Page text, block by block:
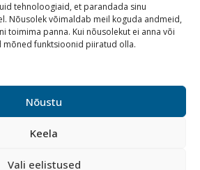
tehnoloogiaid, et parandada sinu
Nõusolek võimaldab meil koguda andmeid,
toimima panna. Kui nõusolekut ei anna või
mõned funktsioonid piiratud olla.
Nõustu
Keela
Vali eelistused